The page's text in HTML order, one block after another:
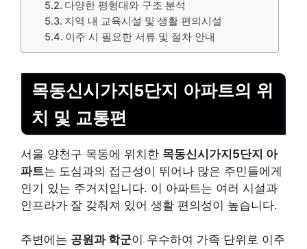
다양한 평형대와 구조 분석
지역 내 교육시설 및 생활 편의시설
이주 시 필요한 서류 및 절차 안내
목동신시가지5단지 아파트의 위
치 및 교통편
서울 양천구 목동에 위치한 목동신시가지5단지 아
파트는 도심과의 접근성이 뛰어나 많은 주민들에게
인기 있는 주거지입니다. 이 아파트는 여러 시설과
인프라가 잘 갖춰져 있어 생활 편의성이 높습니다.
주변에는 공원과 학군이 우수하여 가족 단위로 이주